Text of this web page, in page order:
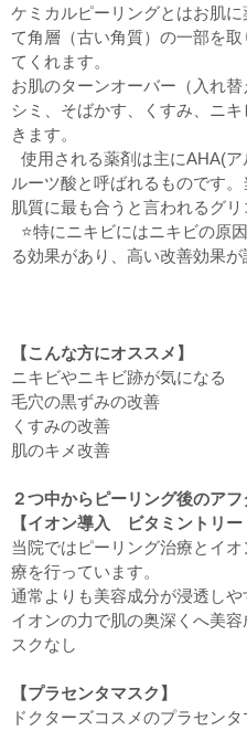
ケミカルピーリングとはお肌
て角層（古い角質）の一部を
てくれます。
お肌のターンオーバー（入れ
シミ、そばかす、くすみ、ニ
きます。
使用される薬剤は主にAHA(
ルーツ酸と呼ばれるものです
肌質に最も合うと言われるグリ
⭐️特にニキビにはニキビの原
る効果があり、高い改善効果
【こんな方にオススメ】
ニキビやニキビ跡が気になる
毛穴の黒ずみの改善
くすみの改善
肌のキメ改善
２つ中からピーリング後のア
【イオン導入 ビタミントリー
当院ではピーリング治療とイ
療を行っています。
通常よりも美容成分が浸透し
イオンの力で肌の奥深くへ美
スクなし
【プラセンタマスク】
ドクターズコスメのプラセンタ